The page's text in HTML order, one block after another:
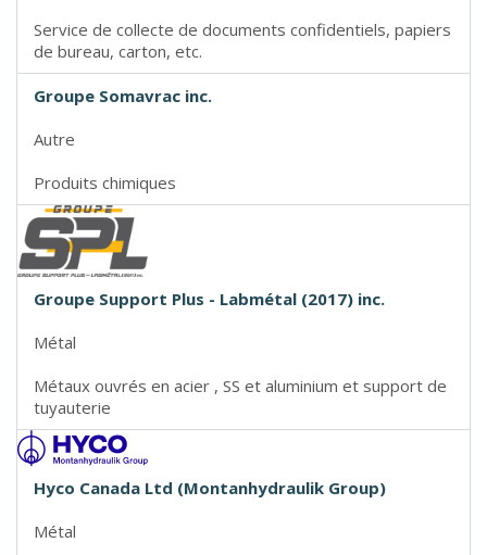
Service de collecte de documents confidentiels, papiers
de bureau, carton, etc.
Groupe Somavrac inc.
Autre
Produits chimiques
Groupe Support Plus - Labmétal (2017) inc.
Métal
Métaux ouvrés en acier , SS et aluminium et support de
tuyauterie
Hyco Canada Ltd (Montanhydraulik Group)
Métal